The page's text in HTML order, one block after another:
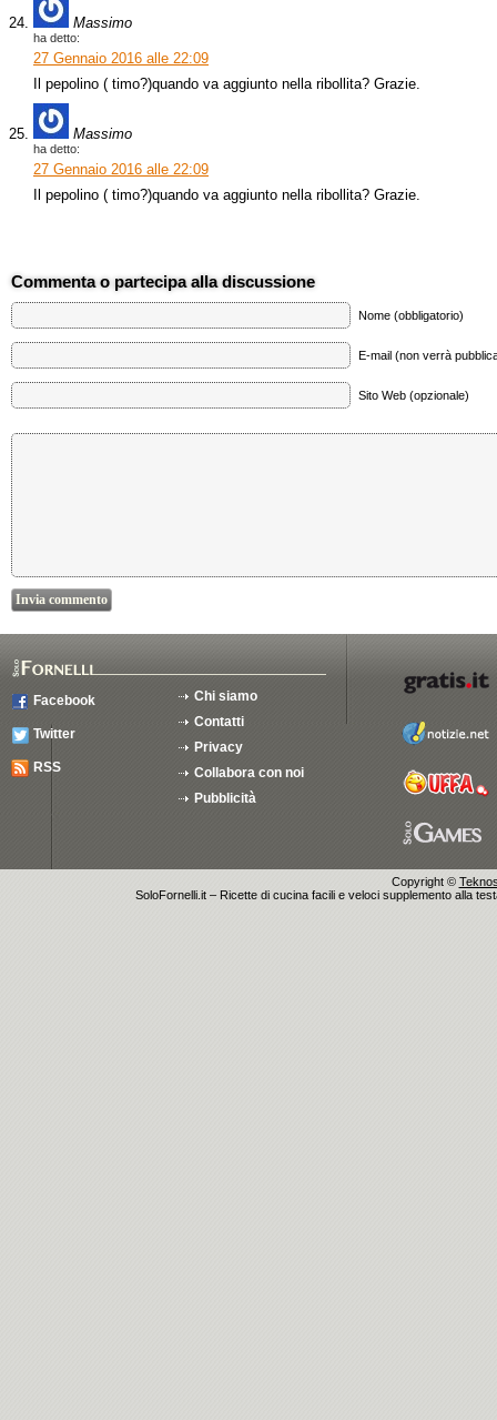
Massimo
ha detto:
27 Gennaio 2016 alle 22:09
Il pepolino ( timo?)quando va aggiunto nella ribollita? Grazie.
Massimo
ha detto:
27 Gennaio 2016 alle 22:09
Il pepolino ( timo?)quando va aggiunto nella ribollita? Grazie.
Commenta o partecipa alla discussione
Nome (obbligatorio)
E-mail (non verrà
Sito Web (opzionale)
Facebook
Twitter
RSS
Chi siamo
Contatti
Privacy
Collabora con noi
Pubblicità
Copyright ©
SoloFornelli.it – Ricette di cucina facili e veloci supplemento alla